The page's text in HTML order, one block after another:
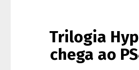
Trilogia
chega ao